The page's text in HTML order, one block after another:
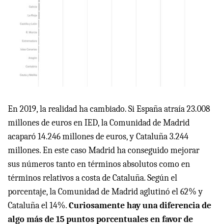
En 2019, la realidad ha cambiado. Si España atraía 23.008
millones de euros en IED, la Comunidad de Madrid
acaparó 14.246 millones de euros, y Cataluña 3.244
millones. En este caso Madrid ha conseguido mejorar
sus números tanto en términos absolutos como en
términos relativos a costa de Cataluña. Según el
porcentaje, la Comunidad de Madrid aglutinó el 62% y
Cataluña el 14%.Curiosamente hay una diferencia de
algo más de 15 puntos porcentuales en favor de